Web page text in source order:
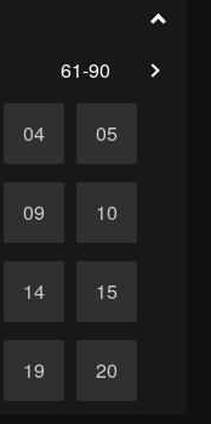
61-90
04 05
09 10
14 15
19 20